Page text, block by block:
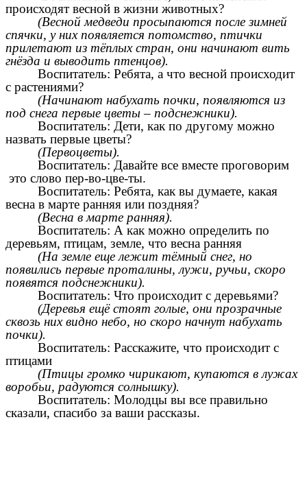
происходят весной в жизни животных?
(Весной медведи просыпаются после зимней
спячки, у них появляется потомство, птички
прилетают из тёплых стран, они начинают вить
гнёзда и выводить птенцов).
Воспитатель: Ребята, а что весной происходит
с растениями?
(Начинают набухать почки, появляются из
под снега первые цветы – подснежники).
Воспитатель: Дети, как по другому можно
назвать первые цветы?
(Первоцветы).
Воспитатель: Давайте все вместе проговорим
это слово пер-во-цве-ты.
Воспитатель: Ребята, как вы думаете, какая
весна в марте ранняя или поздняя?
(Весна в марте ранняя).
Воспитатель: А как можно определить по
деревьям, птицам, земле, что весна ранняя
(На земле еще лежит тёмный снег, но
появились первые проталины, лужи, ручьи, скоро
появятся подснежники).
Воспитатель: Что происходит с деревьями?
(Деревья ещё стоят голые, они прозрачные
сквозь них видно небо, но скоро начнут набухать
почки).
Воспитатель: Расскажите, что происходит с
птицами
(Птицы громко чирикают, купаются в лужах
воробьи, радуются солнышку).
Воспитатель: Молодцы вы все правильно
сказали, спасибо за ваши рассказы.